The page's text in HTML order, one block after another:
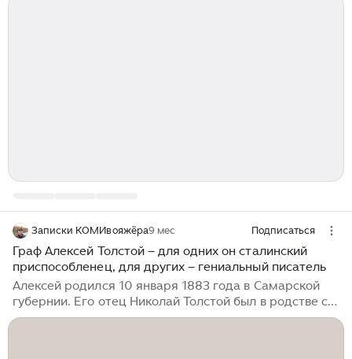
Записки КОМИвояжёра9 мес Подписаться
Граф Алексей Толстой – для одних он сталинский
приспособленец, для других – гениальный писатель
Алексей родился 10 января 1883 года в Самарской
губернии. Его отец Николай Толстой был в родстве с
Львом Николаевичем Толстым, а мать, Александра